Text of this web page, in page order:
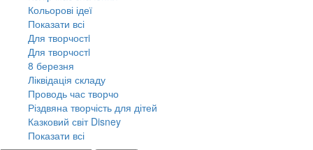
Кольорові ідеї
Показати всі
Для творчостi
Для творчостi
8 березня
Ліквідація складу
Проводь час творчо
Різдвяна творчість для дітей
Казковий світ Disney
Показати всі